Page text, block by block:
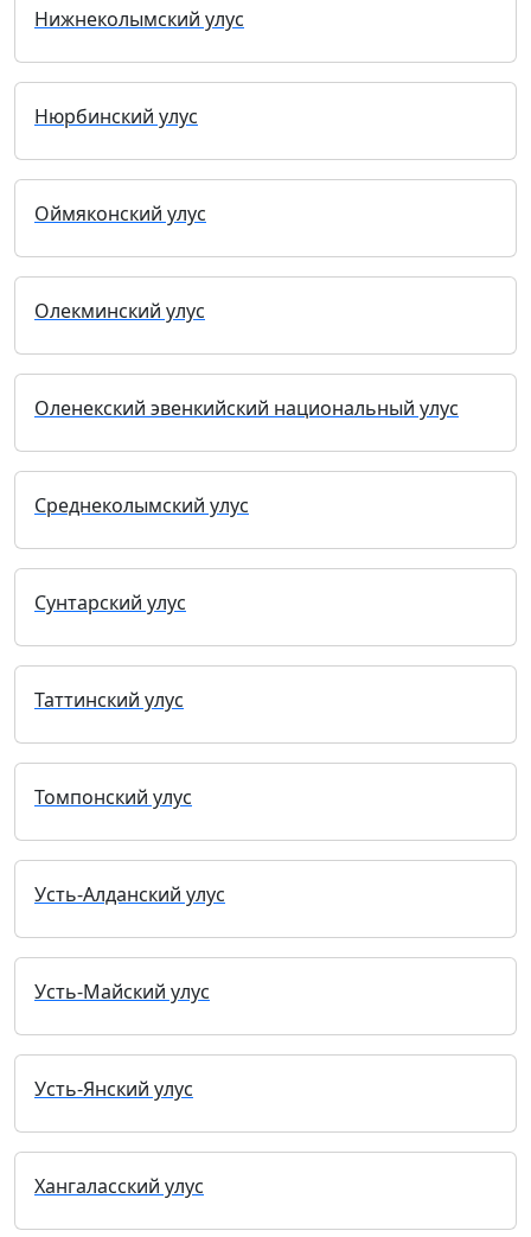
Нижнеколымский улус
Нюрбинский улус
Оймяконский улус
Олекминский улус
Оленекский эвенкийский национальный улус
Среднеколымский улус
Сунтарский улус
Таттинский улус
Томпонский улус
Усть-Алданский улус
Усть-Майский улус
Усть-Янский улус
Хангаласский улус